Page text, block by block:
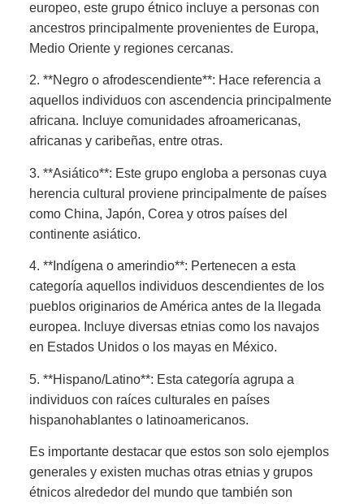
europeo, este grupo étnico incluye a personas con
ancestros principalmente provenientes de Europa,
Medio Oriente y regiones cercanas.
2. **Negro o afrodescendiente**: Hace referencia a
aquellos individuos con ascendencia principalmente
africana. Incluye comunidades afroamericanas,
africanas y caribeñas, entre otras.
3. **Asiático**: Este grupo engloba a personas cuya
herencia cultural proviene principalmente de países
como China, Japón, Corea y otros países del
continente asiático.
4. **Indígena o amerindio**: Pertenecen a esta
categoría aquellos individuos descendientes de los
pueblos originarios de América antes de la llegada
europea. Incluye diversas etnias como los navajos
en Estados Unidos o los mayas en México.
5. **Hispano/Latino**: Esta categoría agrupa a
individuos con raíces culturales en países
hispanohablantes o latinoamericanos.
Es importante destacar que estos son solo ejemplos
generales y existen muchas otras etnias y grupos
étnicos alrededor del mundo que también son